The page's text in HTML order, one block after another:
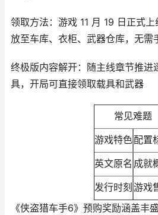
领取方法：游戏 11 月 19 日正式
放至车库、衣柜、武器仓库，无需
终极版内容解开：随主线章节推进
具，开局可直接领取载具和武器
常见难题
游戏特色配置
英文原名 成就
发行时刻 游戏
《侠盗猎车手6》预购奖励涵盖丰